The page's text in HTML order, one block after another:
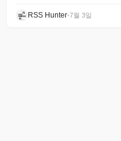
RSS Hunter•7월 3일